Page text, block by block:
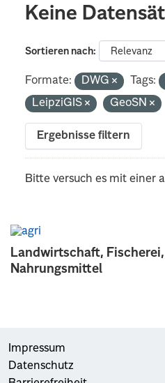
Landwirtschaft,
Nahrungsmittel
Keine
Sortieren nach
Formate: DWG Tags:
LeipziGIS
GeoSN
Ergebnisse filtern
Bitte versuch es mit einer
Impressum
Datenschutz